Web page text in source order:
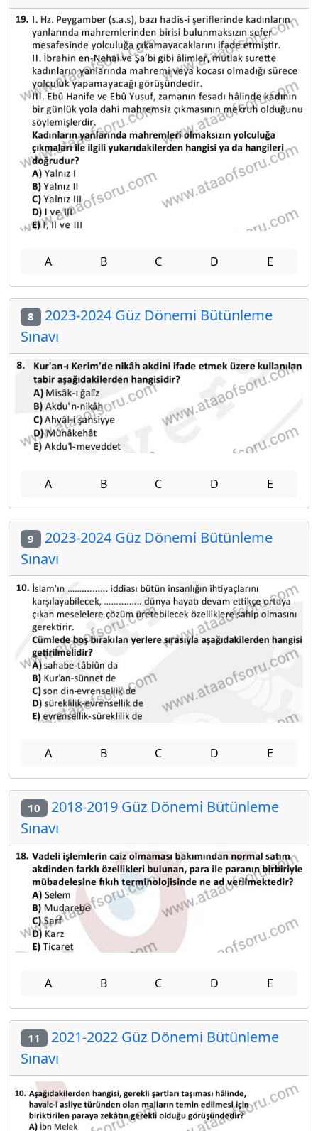
A B C D E
8 2023-2024 Güz Dönemi Bütünleme
Sınavı
A B C D E
9 2023-2024 Güz Dönemi Bütünleme
Sınavı
A B C D E
10 2018-2019 Güz Dönemi Bütünleme
Sınavı
A B C D E
11 2021-2022 Güz Dönemi Bütünleme
Sınavı